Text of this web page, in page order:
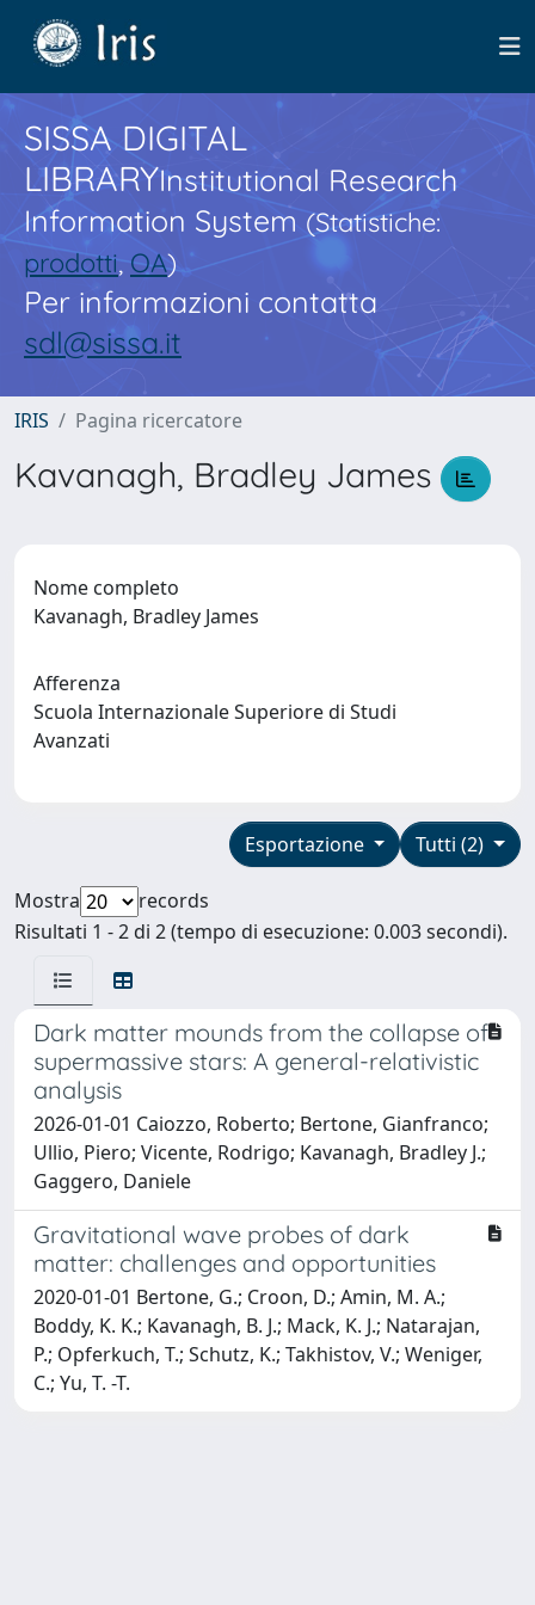
SISSA DIGITAL
LIBRARYInstitutional Research
Information System(Statistiche:
prodotti,OA)
Per informazioni contatta
sdl@sissa.it
IRIS Pagina ricercatore
Kavanagh, Bradley James
Nome completo
Kavanagh, Bradley James
Afferenza
Scuola Internazionale Superiore di Studi
Avanzati
Tutti (2)
Esportazione
Mostra
records
Risultati 1 - 2 di 2 (tempo di esecuzione: 0.003 secondi).
Dark matter mounds from the collapse of
supermassive stars: A general-relativistic
analysis
2026-01-01 Caiozzo, Roberto; Bertone, Gianfranco;
Ullio, Piero; Vicente, Rodrigo; Kavanagh, Bradley J.;
Gaggero, Daniele
Gravitational wave probes of dark
matter: challenges and opportunities
2020-01-01 Bertone, G.; Croon, D.; Amin, M. A.;
Boddy, K. K.; Kavanagh, B. J.; Mack, K. J.; Natarajan,
P.; Opferkuch, T.; Schutz, K.; Takhistov, V.; Weniger,
C.; Yu, T. -T.